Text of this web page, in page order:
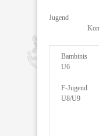
Bambinis
U6
F-Jugend
U8/U9